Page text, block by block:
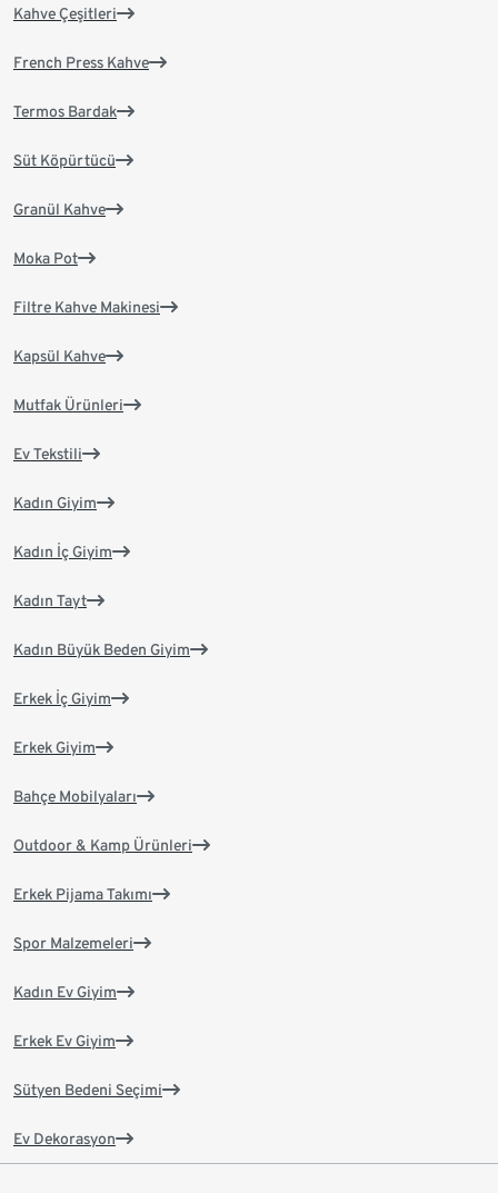
Kahve Çeşitleri
French Press Kahve
Termos Bardak
Süt Köpürtücü
Granül Kahve
Moka Pot
Filtre Kahve Makinesi
Kapsül Kahve
Mutfak Ürünleri
Ev Tekstili
Kadın Giyim
Kadın İç Giyim
Kadın Tayt
Kadın Büyük Beden Giyim
Erkek İç Giyim
Erkek Giyim
Bahçe Mobilyaları
Outdoor & Kamp Ürünleri
Erkek Pijama Takımı
Spor Malzemeleri
Kadın Ev Giyim
Erkek Ev Giyim
Sütyen Bedeni Seçimi
Ev Dekorasyon